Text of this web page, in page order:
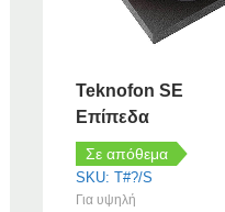
Teknofon SE
Επίπεδα
Σε απόθεμα
SKU: T#?/S
Για υψηλή